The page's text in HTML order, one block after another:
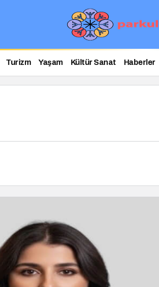
Turizm Yaşam Kültür Sanat Haberler